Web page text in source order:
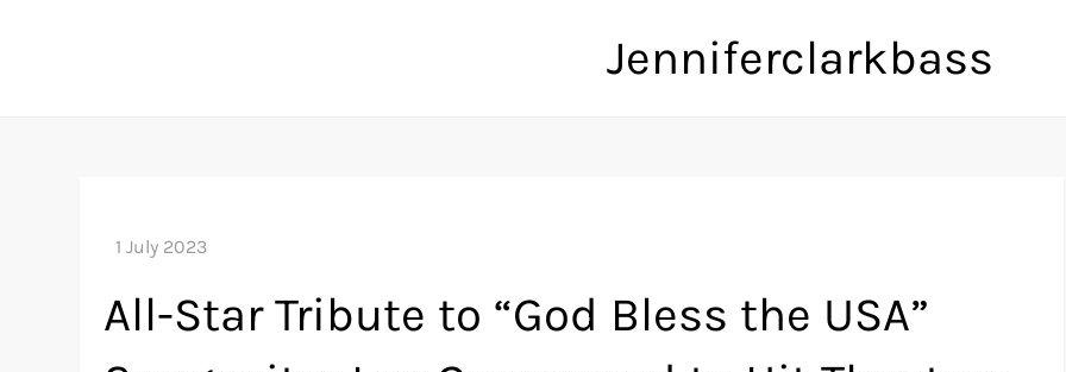
Jenniferclarkbass
All-Star Tribute to “God Bless the USA”